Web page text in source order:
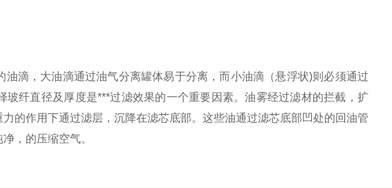
滴，大油滴通过油气分离罐体易于分离，而小油滴（悬浮状)则必须通过
玻纤直径及厚度是***过滤效果的一个重要因素。油雾经过滤材的拦截，扩
的作用下通过滤层，沉降在滤芯底部。这些油通过滤芯底部凹处的回油管
，的压缩空气。